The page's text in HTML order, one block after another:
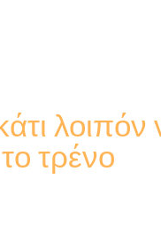
λοιπόν
τρένο